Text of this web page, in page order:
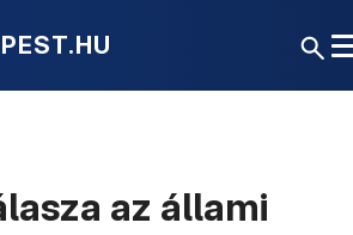
az állami